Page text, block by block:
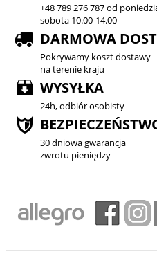
+48 789 276 787 od
sobota 10.00-14.00
DARMOWA
Pokrywamy koszt dostawy
na terenie kraju
WYSYŁKA
24h, odbiór osobisty
30 dniowa gwarancja
zwrotu pieniędzy